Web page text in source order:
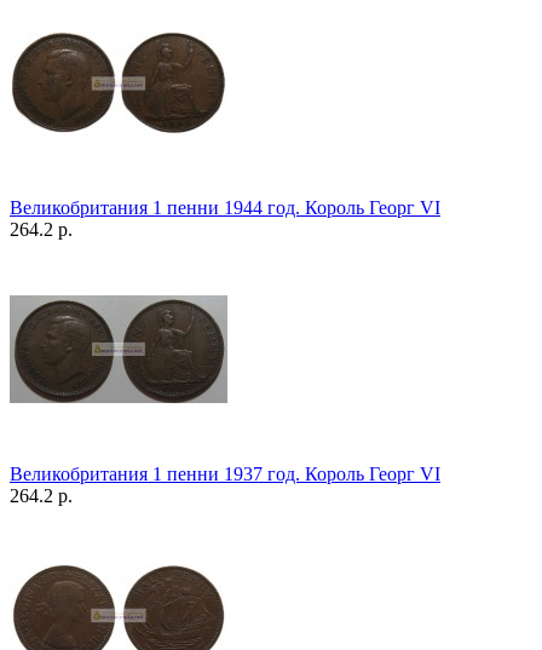
Великобритания 1 пенни 1944 год. Король Георг VI
264.2 р.
Великобритания 1 пенни 1937 год. Король Георг VI
264.2 р.